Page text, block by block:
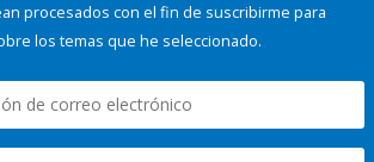
procesados con el fin de suscribirme para
los temas que he seleccionado.